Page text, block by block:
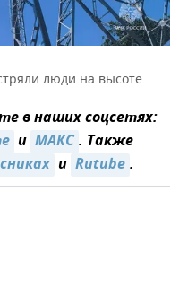
люди на высоте
в наших соцсетях:
и MAКС. Также
и Rutube.